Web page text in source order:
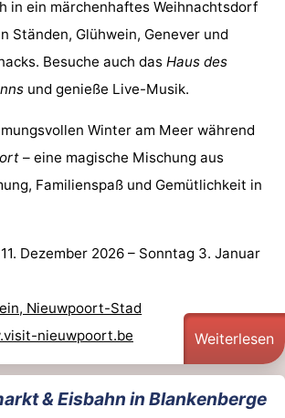
in ein märchenhaftes Weihnachtsdorf
Ständen, Glühwein, Genever und
Besuche auch das Haus des
und genieße Live-Musik.
Winter am Meer während
– eine magische Mischung aus
Familienspaß und Gemütlichkeit in
Dezember 2026 – Sonntag 3. Januar
Nieuwpoort-Stad
nieuwpoort.be Weiterlesen
& Eisbahn in Blankenberge